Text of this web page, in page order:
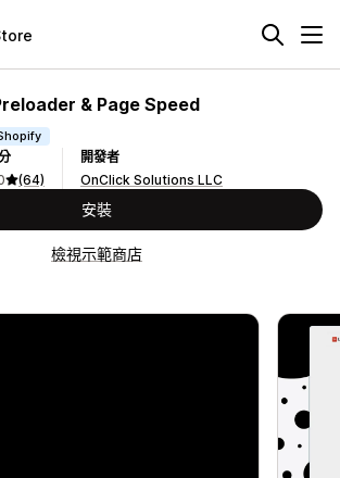
& Page Speed
(64)
開發者
OnClick Solutions LLC
安裝
檢視示範商店